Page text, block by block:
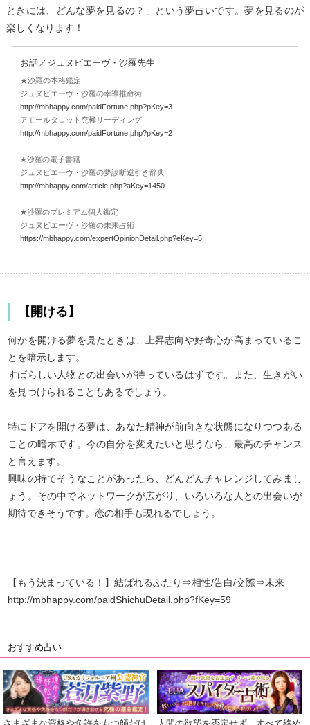
ときには、どんな夢を見るの？」という夢占いです。夢を見るのが
楽しくなります！
お話／ジュヌビエーヴ・沙羅先生
★沙羅の本格鑑定
ジュヌビエーヴ・沙羅の幸導推命術
http://mbhappy.com/paidFortune.php?pKey=3
アモールタロット究極リーディング
http://mbhappy.com/paidFortune.php?pKey=2
★沙羅の電子書籍
ジュヌビエーヴ・沙羅の夢診断逆引き辞典
http://mbhappy.com/article.php?aKey=1450
★沙羅のプレミアム個人鑑定
ジュヌビエーヴ・沙羅の未来占術
https://mbhappy.com/expertOpinionDetail.php?eKey=5
【開ける】
何かを開ける夢を見たときは、上昇志向や好奇心が高まっているこ
とを暗示します。
すばらしい人物との出会いが待っているはずです。また、生きがい
を見つけられることもあるでしょう。
特にドアを開ける夢は、あなた精神が前向きな状態になりつつある
ことの暗示です。今の自分を変えたいと思うなら、最高のチャンス
と言えます。
興味の持てそうなことがあったら、どんどんチャレンジしてみまし
ょう。その中でネットワークが広がり、いろいろな人との出会いが
期待できそうです。恋の相手も現れるでしょう。
【もう決まっている！】結ばれるふたり⇒相性/告白/交際⇒未来
http://mbhappy.com/paidShichuDetail.php?fKey=59
おすすめ占い